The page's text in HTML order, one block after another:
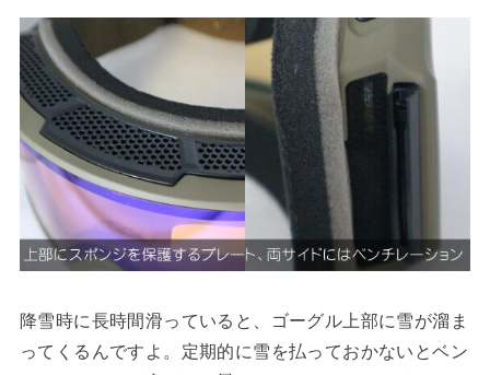
降雪時に長時間滑っていると、ゴーグル上部に雪が溜ま
ってくるんですよ。定期的に雪を払っておかないとベン